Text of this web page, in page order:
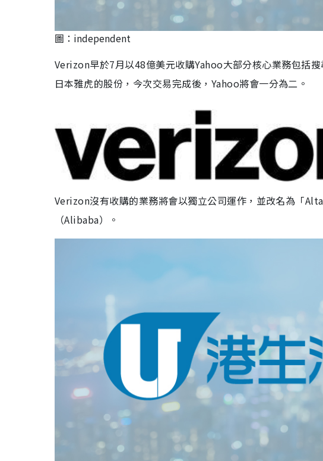
圖：independent
Verizon早於7月以48億美元收購Yahoo大部分核心業務包括
日本雅虎的股份，今次交易完成後，Yahoo將會一分為二。
Verizon沒有收購的業務將會以獨立公司運作，並改名為「
（Alibaba）。